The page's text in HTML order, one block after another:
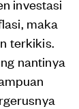
investasi
maka
terkikis.
nantinya